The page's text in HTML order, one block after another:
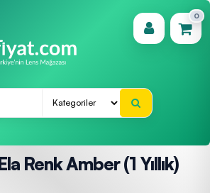
0
(0)
Renk Amber (1 Yıllık)